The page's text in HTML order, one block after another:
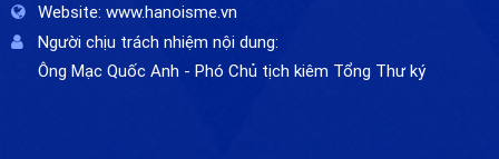
Website: www.hanoisme.vn
Người chịu trách nhiệm nội dung:
Ông Mạc Quốc Anh - Phó Chủ tịch kiêm Tổng Thư ký